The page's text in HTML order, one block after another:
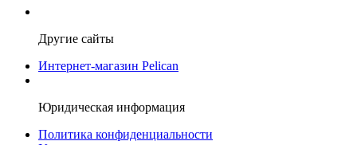
Другие сайты
Интернет-магазин Pelican
Юридическая информация
Политика конфиденциальности